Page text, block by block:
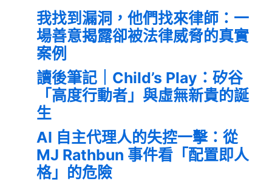
我找到漏洞，他們找來律師：一
場善意揭露卻被法律威脅的真實
案例
讀後筆記｜Child’s Play：矽谷
「高度行動者」與虛無新貴的誕
生
AI 自主代理人的失控一擊：從
MJ Rathbun 事件看「配置即人
格」的危險